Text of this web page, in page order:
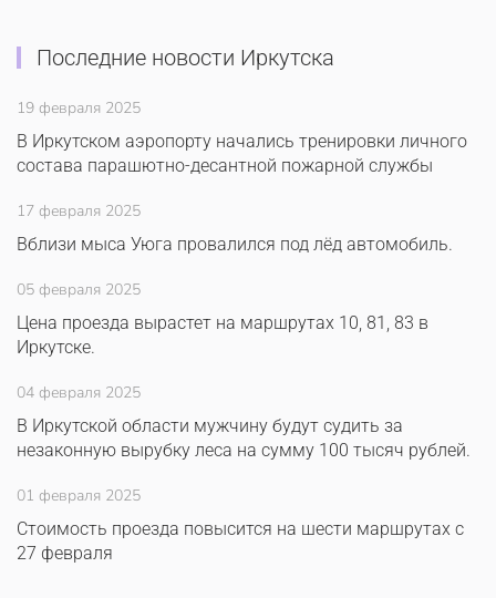
Последние новости Иркутска
19 февраля 2025
В Иркутском аэропорту начались тренировки личного
состава парашютно-десантной пожарной службы
17 февраля 2025
Вблизи мыса Уюга провалился под лёд автомобиль.
05 февраля 2025
Цена проезда вырастет на маршрутах 10, 81, 83 в
Иркутске.
04 февраля 2025
В Иркутской области мужчину будут судить за
незаконную вырубку леса на сумму 100 тысяч рублей.
01 февраля 2025
Стоимость проезда повысится на шести маршрутах с
27 февраля